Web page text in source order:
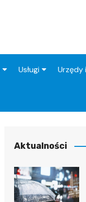
Usługi Urzędy
Aktualności